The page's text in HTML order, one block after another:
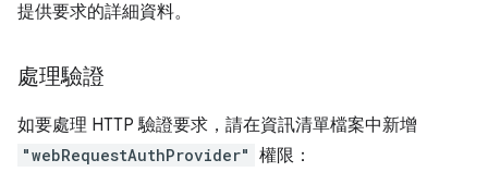
提供要求的詳細資料。
處理驗證
如要處理 HTTP 驗證要求，請在資訊清單檔案中新增
"webRequestAuthProvider" 權限：